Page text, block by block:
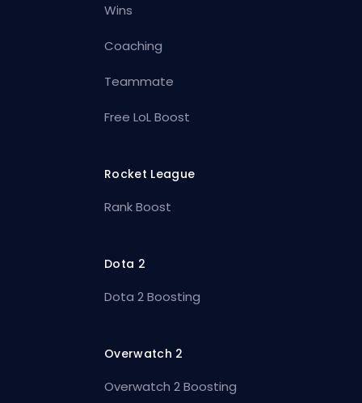
Wins
Coaching
Teammate
Free LoL Boost
Rocket League
Rank Boost
Dota 2
Dota 2 Boosting
Overwatch 2
Overwatch 2 Boosting